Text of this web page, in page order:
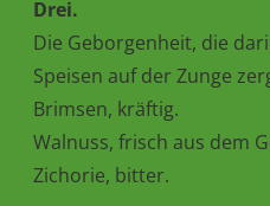
Drei.
Die Geborgenheit, die
Speisen auf der Zunge
Brimsen, kräftig.
Walnuss, frisch aus dem
Zichorie, bitter.